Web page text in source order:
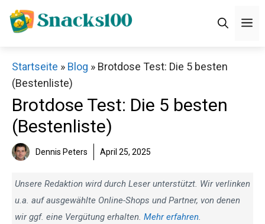
Zum
Inhalt
Startseite » Blog » Brotdose Test: Die 5 besten
(Bestenliste)
Brotdose Test: Die 5 besten
(Bestenliste)
Dennis Peters April 25, 2025
Unsere Redaktion wird durch Leser unterstützt. Wir verlinken
u.a. auf ausgewählte Online-Shops und Partner, von denen
wir ggf. eine Vergütung erhalten. Mehr erfahren.